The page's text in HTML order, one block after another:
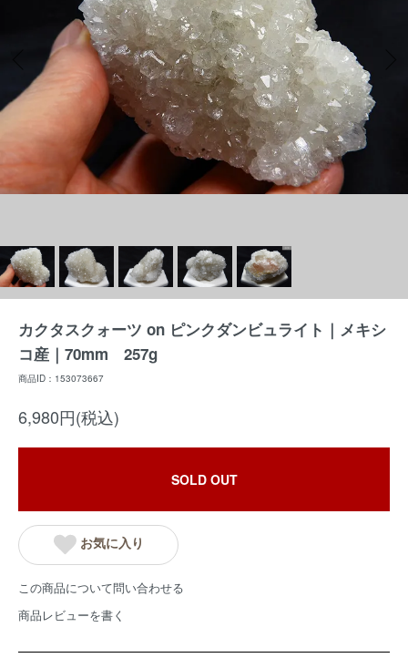
カクタスクォーツ on ピンクダンビュライト｜メキシ
コ産｜70mm 257g
商品ID：153073667
6,980円(税込)
SOLD OUT
お気に入り
この商品について問い合わせる
商品レビューを書く